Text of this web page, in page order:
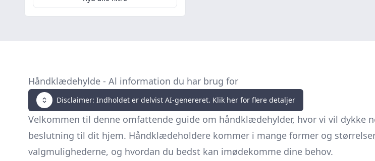
Håndklædehylde - Al information du har brug for
Disclaimer: Indholdet er delvist AI-genereret. Klik her for flere detaljer
Velkommen til denne omfattende guide om håndklædehylder, hvor vi vil dykke
beslutning til dit hjem. Håndklædeholdere kommer i mange former og
valgmulighederne, og hvordan du bedst kan imødekomme dine behov.